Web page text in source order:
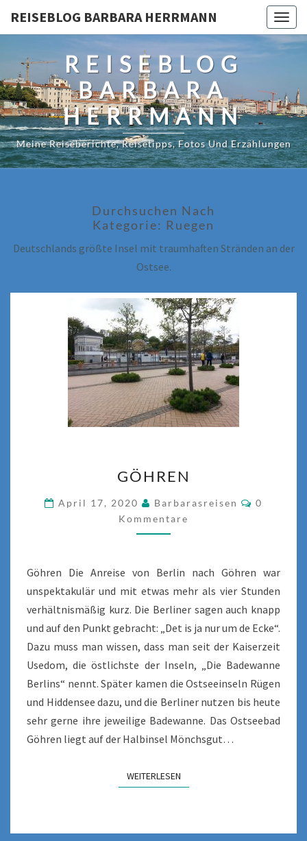
REISEBLOG BARBARA HERRMANN
REISEBLOG
BARBARA
HERRMANN
Meine Reiseberichte, Reisetipps, Fotos Und Erzählungen
Durchsuchen Nach
Kategorie: Ruegen
Deutschlands größte Insel mit traumhaften Stränden an der
Ostsee.
GÖHREN
April 17, 2020 Barbarasreisen
0
Kommentare
Göhren Die Anreise von Berlin nach Göhren war
unspektakulär und mit etwas mehr als vier Stunden
verhältnismäßig kurz. Die Berliner sagen auch knapp
und auf den Punkt gebracht: „Det is ja nur um de Ecke“.
Dazu muss man wissen, dass man seit der Kaiserzeit
Usedom, die östlichste der Inseln, „Die Badewanne
Berlins“ nennt. Später kamen die Ostseeinseln Rügen
und Hiddensee dazu, und die Berliner nutzen bis heute
sehr gerne ihre jeweilige Badewanne. Das Ostseebad
Göhren liegt auf der Halbinsel Mönchsgut…
WEITERLESENWEITERLESEN